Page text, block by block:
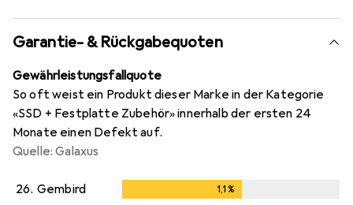
Garantie- & Rückgabequoten
Gewährleistungsfallquote
So oft weist ein Produkt dieser Marke in der Kategorie
«SSD + Festplatte Zubehör» innerhalb der ersten 24
Monate einen Defekt auf.
Quelle: Galaxus
26. Gembird 1,1%